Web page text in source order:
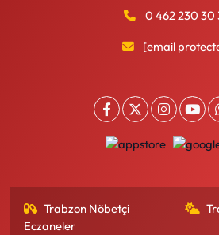
0 462 230 30
[email
Trabzon Nöbetçi
Eczaneler